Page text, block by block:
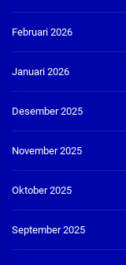
Februari 2026
Januari 2026
Desember 2025
November 2025
Oktober 2025
September 2025